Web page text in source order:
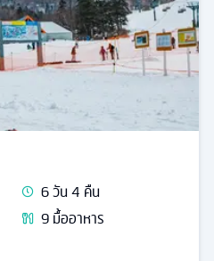
6วัน4 คืน
9มื้ออาหาร